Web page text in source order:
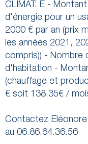
CLIMAT: E -
d'énergie pour un
2000 € par an (prix
les années 2021,
compris)) - Nombre
d'habitation -
(chauffage et
€ soit 138.35€ /
Contactez
au 06.86.64.36.56